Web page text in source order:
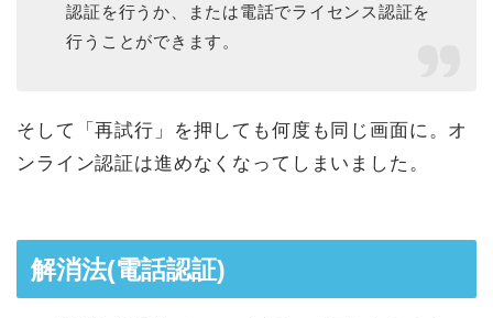
認証を行うか、または電話でライセンス認証を
行うことができます。
そして「再試行」を押しても何度も同じ画面に。オ
ンライン認証は進めなくなってしまいました。
解消法(電話認証)